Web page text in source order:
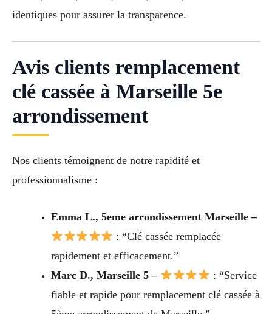
identiques pour assurer la transparence.
Avis clients remplacement
clé cassée à Marseille 5e
arrondissement
Nos clients témoignent de notre rapidité et
professionnalisme :
Emma L., 5eme arrondissement Marseille –
: “Clé cassée remplacée
rapidement et efficacement.”
Marc D., Marseille 5 –
: “Service
fiable et rapide pour remplacement clé cassée à